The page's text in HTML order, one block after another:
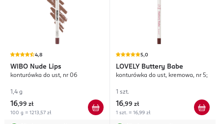
4,8
WIBO Nude Lips
konturówka do ust, nr 06
1,4 g
16,99 zł
100 g = 1213,57 zł
5,0
LOVELY Buttery Babe
konturówka do ust, kremowa, nr 5;
1 szt.
16,99 zł
1 szt. = 16,99 zł